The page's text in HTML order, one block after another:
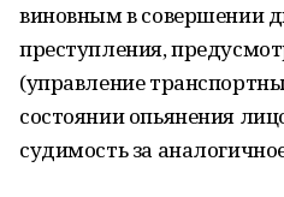
виновным в совершении
преступления,
(управление
состоянии опьянения
судимость за